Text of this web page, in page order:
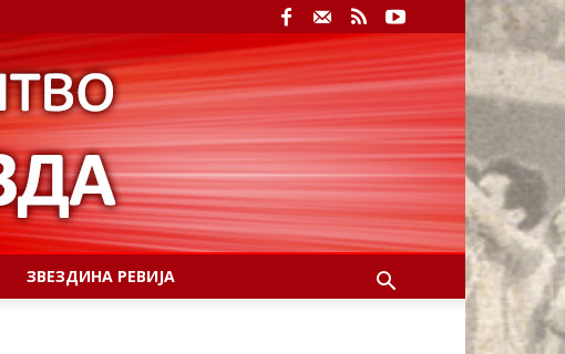
ЗВЕЗДИНА РЕВИЈА